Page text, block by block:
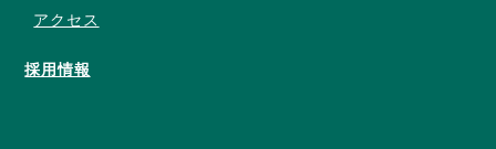
アクセス
採用情報